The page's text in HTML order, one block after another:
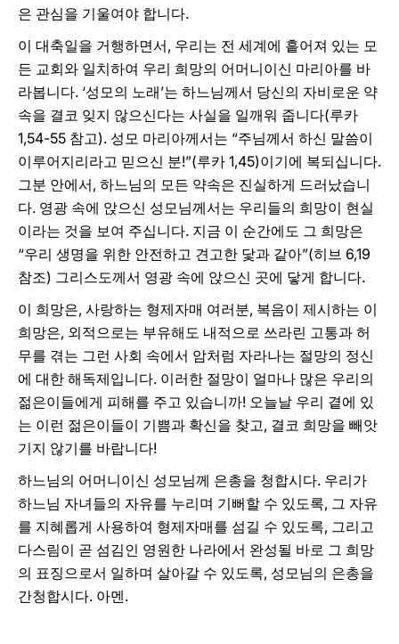
은 관심을 기울여야 합니다.
이 대축일을 거행하면서, 우리는 전 세계에 흩어져 있는 모
든 교회와 일치하여 우리 희망의 어머니이신 마리아를 바
라봅니다. ‘성모의 노래’는 하느님께서 당신의 자비로운 약
속을 결코 잊지 않으신다는 사실을 일깨워 줍니다(루카
1,54-55 참고). 성모 마리아께서는 “주님께서 하신 말씀이
이루어지리라고 믿으신 분!”(루카 1,45)이기에 복되십니다.
그분 안에서, 하느님의 모든 약속은 진실하게 드러났습니
다. 영광 속에 앉으신 성모님께서는 우리들의 희망이 현실
이라는 것을 보여 주십니다. 지금 이 순간에도 그 희망은
“우리 생명을 위한 안전하고 견고한 닻과 같아”(히브 6,19
참조) 그리스도께서 영광 속에 앉으신 곳에 닿게 합니다.
이 희망은, 사랑하는 형제자매 여러분, 복음이 제시하는 이
희망은, 외적으로는 부유해도 내적으로 쓰라린 고통과 허
무를 겪는 그런 사회 속에서 암처럼 자라나는 절망의 정신
에 대한 해독제입니다. 이러한 절망이 얼마나 많은 우리의
젊은이들에게 피해를 주고 있습니까! 오늘날 우리 곁에 있
는 이런 젊은이들이 기쁨과 확신을 찾고, 결코 희망을 빼앗
기지 않기를 바랍니다!
하느님의 어머니이신 성모님께 은총을 청합시다. 우리가
하느님 자녀들의 자유를 누리며 기뻐할 수 있도록, 그 자유
를 지혜롭게 사용하여 형제자매를 섬길 수 있도록, 그리고
다스림이 곧 섬김인 영원한 나라에서 완성될 바로 그 희망
의 표징으로서 일하며 살아갈 수 있도록, 성모님의 은총을
간청합시다. 아멘.